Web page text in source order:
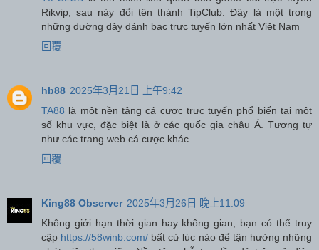
Rikvip, sau này đổi tên thành TipClub. Đây là một trong
những đường dây đánh bạc trực tuyến lớn nhất Việt Nam
回覆
hb88 2025年3月21日 上午9:42
TA88 là một nền tảng cá cược trực tuyến phổ biến tại một
số khu vực, đặc biệt là ở các quốc gia châu Á. Tương tự
như các trang web cá cược khác
回覆
King88 Observer 2025年3月26日 晚上11:09
Không giới hạn thời gian hay không gian, bạn có thể truy
cập https://58winb.com/ bất cứ lúc nào để tận hưởng những